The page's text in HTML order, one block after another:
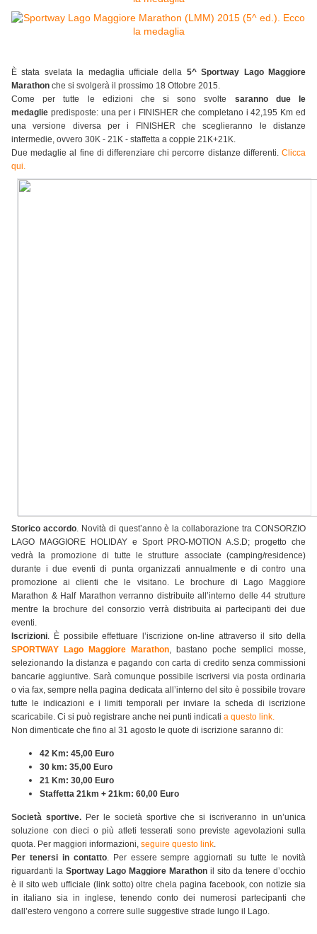
È stata svelata la medaglia ufficiale della 5^ Sportway Lago Maggiore
Marathon che si svolgerà il prossimo 18 Ottobre 2015.
Come per tutte le edizioni che si sono svolte saranno due le
medaglie predisposte: una per i FINISHER che completano i 42,195 Km ed
una versione diversa per i FINISHER che sceglieranno le distanze
intermedie, ovvero 30K - 21K - staffetta a coppie 21K+21K.
Due medaglie al fine di differenziare chi percorre distanze differenti. Clicca
qui.
Storico accordo. Novità di quest’anno è la collaborazione tra CONSORZIO
LAGO MAGGIORE HOLIDAY e Sport PRO-MOTION A.S.D; progetto che
vedrà la promozione di tutte le strutture associate (camping/residence)
durante i due eventi di punta organizzati annualmente e di contro una
promozione ai clienti che le visitano. Le brochure di Lago Maggiore
Marathon & Half Marathon verranno distribuite all’interno delle 44 strutture
mentre la brochure del consorzio verrà distribuita ai partecipanti dei due
eventi.
Iscrizioni. È possibile effettuare l’iscrizione on-line attraverso il sito della
SPORTWAY Lago Maggiore Marathon, bastano poche semplici mosse,
selezionando la distanza e pagando con carta di credito senza commissioni
bancarie aggiuntive. Sarà comunque possibile iscriversi via posta ordinaria
o via fax, sempre nella pagina dedicata all’interno del sito è possibile trovare
tutte le indicazioni e i limiti temporali per inviare la scheda di iscrizione
scaricabile. Ci si può registrare anche nei punti indicati a questo link.
Non dimenticate che fino al 31 agosto le quote di iscrizione saranno di:
42 Km: 45,00 Euro
30 km: 35,00 Euro
21 Km: 30,00 Euro
Staffetta 21km + 21km: 60,00 Euro
Società sportive.Per le società sportive che si iscriveranno in un’unica
soluzione con dieci o più atleti tesserati sono previste agevolazioni sulla
quota. Per maggiori informazioni, seguire questo link.
Per tenersi in contatto. Per essere sempre aggiornati su tutte le novità
riguardanti la Sportway Lago Maggiore Marathon il sito da tenere d’occhio
è il sito web ufficiale (link sotto) oltre chela pagina facebook, con notizie sia
in italiano sia in inglese, tenendo conto dei numerosi partecipanti che
dall’estero vengono a correre sulle suggestive strade lungo il Lago.